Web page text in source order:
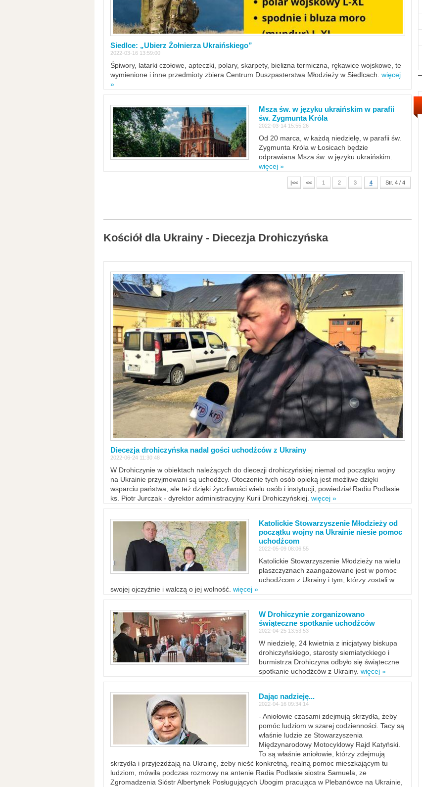
Siedlce: „Ubierz Żołnierza Ukraińskiego”
2022-03-16 13:59:00
Śpiwory, latarki czołowe, apteczki, polary, skarpety, bielizna termiczna, rękawice wojskowe, te
wymienione i inne przedmioty zbiera Centrum Duszpasterstwa Młodzieży w Siedlcach. więcej
»
Msza św. w języku ukraińskim w parafii
św. Zygmunta Króla
2022-03-14 15:55:26
Od 20 marca, w każdą niedzielę, w parafii św.
Zygmunta Króla w Łosicach będzie
odprawiana Msza św. w języku ukraińskim.
więcej »
|<< << 1 2 3 4 Str. 4 / 4
Kościół dla Ukrainy - Diecezja Drohiczyńska
Diecezja drohiczyńska nadal gości uchodźców z Ukrainy
2022-06-24 11:30:48
W Drohiczynie w obiektach należących do diecezji drohiczyńskiej niemal od początku wojny
na Ukrainie przyjmowani są uchodźcy. Otoczenie tych osób opieką jest możliwe dzięki
wsparciu państwa, ale też dzięki życzliwości wielu osób i instytucji, powiedział Radiu Podlasie
ks. Piotr Jurczak - dyrektor administracyjny Kurii Drohiczyńskiej. więcej »
Katolickie Stowarzyszenie Młodzieży od
początku wojny na Ukrainie niesie pomoc
uchodźcom
2022-05-09 08:06:55
Katolickie Stowarzyszenie Młodzieży na wielu
płaszczyznach zaangażowane jest w pomoc
uchodźcom z Ukrainy i tym, którzy zostali w
swojej ojczyźnie i walczą o jej wolność. więcej »
W Drohiczynie zorganizowano
świąteczne spotkanie uchodźców
2022-04-25 13:53:53
W niedzielę, 24 kwietnia z inicjatywy biskupa
drohiczyńskiego, starosty siemiatyckiego i
burmistrza Drohiczyna odbyło się świąteczne
spotkanie uchodźców z Ukrainy. więcej »
Dając nadzieję...
2022-04-16 09:34:14
- Aniołowie czasami zdejmują skrzydła, żeby
pomóc ludziom w szarej codzienności. Tacy są
właśnie ludzie ze Stowarzyszenia
Międzynarodowy Motocyklowy Rajd Katyński.
To są właśnie aniołowie, którzy zdejmują
skrzydła i przyjeżdżają na Ukrainę, żeby nieść konkretną, realną pomoc mieszkającym tu
ludziom, mówiła podczas rozmowy na antenie Radia Podlasie siostra Samuela, ze
Zgromadzenia Sióstr Albertynek Posługujących Ubogim pracująca w Plebanówce na Ukrainie,